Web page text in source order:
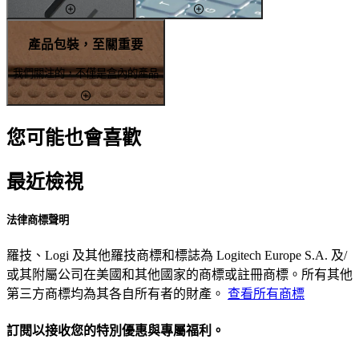
產品包裝，至關重要
我們關注的，不僅是盒內的產品
您可能也會喜歡
最近檢視
法律商標聲明
羅技、Logi 及其他羅技商標和標誌為 Logitech Europe S.A. 及/
或其附屬公司在美國和其他國家的商標或註冊商標。所有其他
第三方商標均為其各自所有者的財產。 查看所有商標
訂閱以接收您的特別優惠與專屬福利。